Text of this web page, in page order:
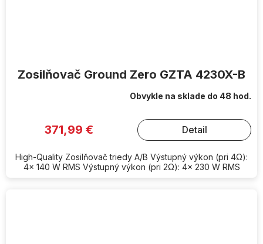
Zosilňovač Ground Zero GZTA 4230X-B
Obvykle na sklade do 48 hod.
371,99 € Detail
High-Quality Zosilňovač triedy A/B Výstupný výkon (pri 4Ω):
4x 140 W RMS Výstupný výkon (pri 2Ω): 4x 230 W RMS